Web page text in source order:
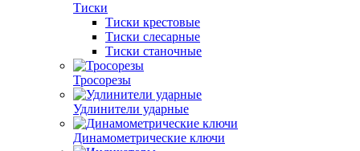
Тиски
Тиски крестовые
Тиски слесарные
Тиски станочные
Тросорезы
Удлинители ударные
Динамометрические ключи